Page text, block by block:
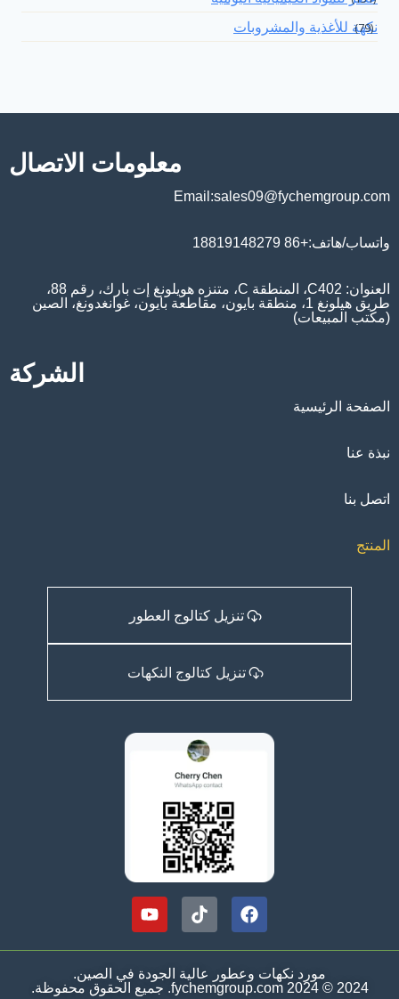
نكهة للأغذية والمشروبات
(79)
معلومات الاتصال
Email:sales09@fychemgroup.com
واتساب/هاتف:+86 18819148279
العنوان: C402، المنطقة C، متنزه هويلونغ إت بارك، رقم 88،
طريق هيلونغ 1، منطقة بايون، مقاطعة بايون، غوانغدونغ، الصين
(مكتب المبيعات)
الشركة
الصفحة الرئيسية
نبذة عنا
اتصل بنا
المنتج
تنزيل كتالوج العطور
تنزيل كتالوج النكهات
مورد نكهات وعطور عالية الجودة في الصين.
2024 © 2024 fychemgroup.com. جميع الحقوق محفوظة.